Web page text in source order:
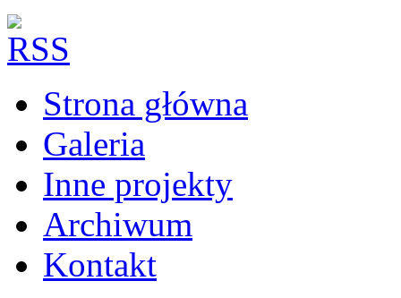
Strona główna
Galeria
Inne projekty
Archiwum
Kontakt